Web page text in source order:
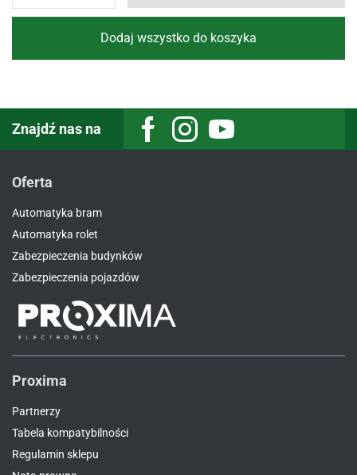
Dodaj wszystko do koszyka
Znajdź nas na
Oferta
Automatyka bram
Automatyka rolet
Zabezpieczenia budynków
Zabezpieczenia pojazdów
Proxima
Partnerzy
Tabela kompatybilności
Regulamin sklepu